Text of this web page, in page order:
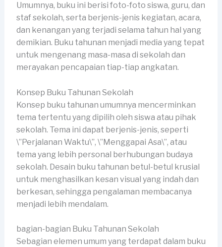
Umumnya, buku ini berisi foto-foto siswa, guru, dan
staf sekolah, serta berjenis-jenis kegiatan, acara,
dan kenangan yang terjadi selama tahun hal yang
demikian. Buku tahunan menjadi media yang tepat
untuk mengenang masa-masa di sekolah dan
merayakan pencapaian tiap-tiap angkatan.
Konsep Buku Tahunan Sekolah
Konsep buku tahunan umumnya mencerminkan
tema tertentu yang dipilih oleh siswa atau pihak
sekolah. Tema ini dapat berjenis-jenis, seperti
\”Perjalanan Waktu\”, \”Menggapai Asa\”, atau
tema yang lebih personal berhubungan budaya
sekolah. Desain buku tahunan betul-betul krusial
untuk menghasilkan kesan visual yang indah dan
berkesan, sehingga pengalaman membacanya
menjadi lebih mendalam.
bagian-bagian Buku Tahunan Sekolah
Sebagian elemen umum yang terdapat dalam buku